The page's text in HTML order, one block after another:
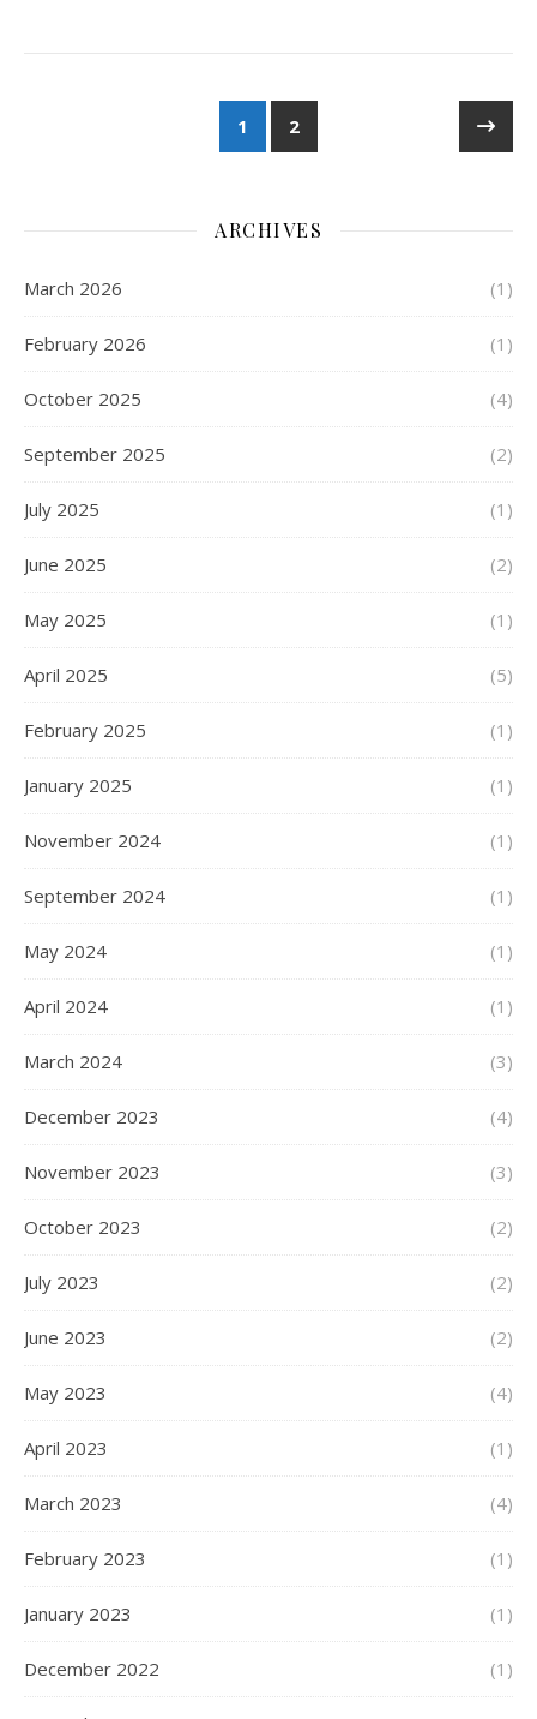
1 2
ARCHIVES
March 2026 (1)
February 2026 (1)
October 2025 (4)
September 2025 (2)
July 2025 (1)
June 2025 (2)
May 2025 (1)
April 2025 (5)
February 2025 (1)
January 2025 (1)
November 2024 (1)
September 2024 (1)
May 2024 (1)
April 2024 (1)
March 2024 (3)
December 2023 (4)
November 2023 (3)
October 2023 (2)
July 2023 (2)
June 2023 (2)
May 2023 (4)
April 2023 (1)
March 2023 (4)
February 2023 (1)
January 2023 (1)
December 2022 (1)